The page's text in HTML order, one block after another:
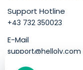
Support Hotline
+43 732 350023
E-Mail
support@helloly.com